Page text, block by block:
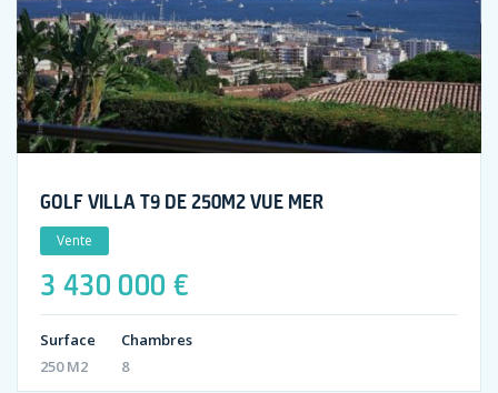
GOLF VILLA T9 DE 250M2 VUE MER
Vente
3 430 000 €
Surface
250 M2
Chambres
8